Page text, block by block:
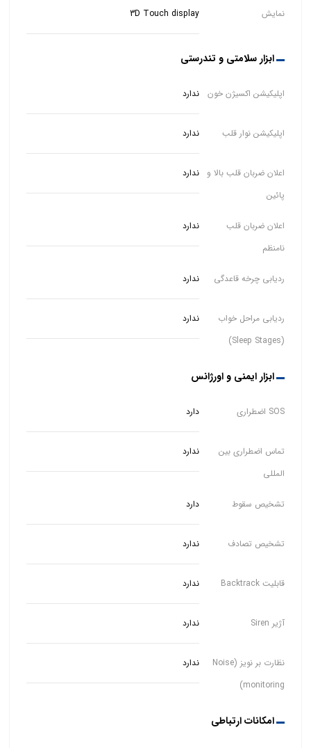
نمایش 3D Touch display
ابزار سلامتی و تندرستی
اپلیکیشن اکسیژن خون ندارد
اپلیکیشن نوار قلب ندارد
اعلان ضربان قلب بالا و
پائین
ندارد
اعلان ضربان قلب
نامنظم
ندارد
ردیابی چرخه قاعدگی ندارد
ردیابی مراحل خواب
(Sleep Stages)
ندارد
ابزار ایمنی و اورژانس
SOS اضطراری دارد
تماس اضطراری بین
المللی
ندارد
تشخیص سقوط دارد
تشخیص تصادف ندارد
قابلیت Backtrack ندارد
آژیر Siren ندارد
نظارت بر نویز (Noise
monitoring)
ندارد
امکانات ارتباطی